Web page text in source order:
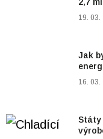
2,7
19. 03.
Jak
16. 03.
Státy